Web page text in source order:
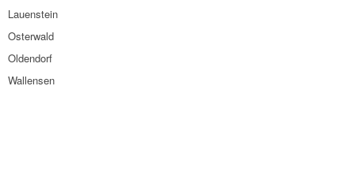
Lauenstein
Osterwald
Oldendorf
Wallensen